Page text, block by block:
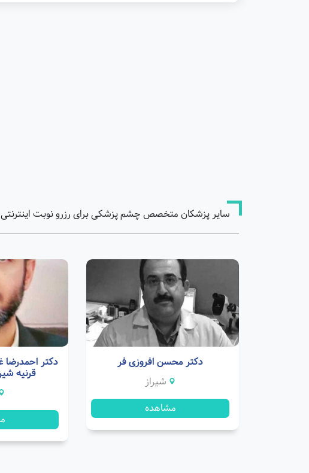
سایر پزشکان متخصص چشم پزشکی برای رزرو نوبت
دکتر محسن افروزی فر
شیراز
مشاهده
دکتر
قرنیه